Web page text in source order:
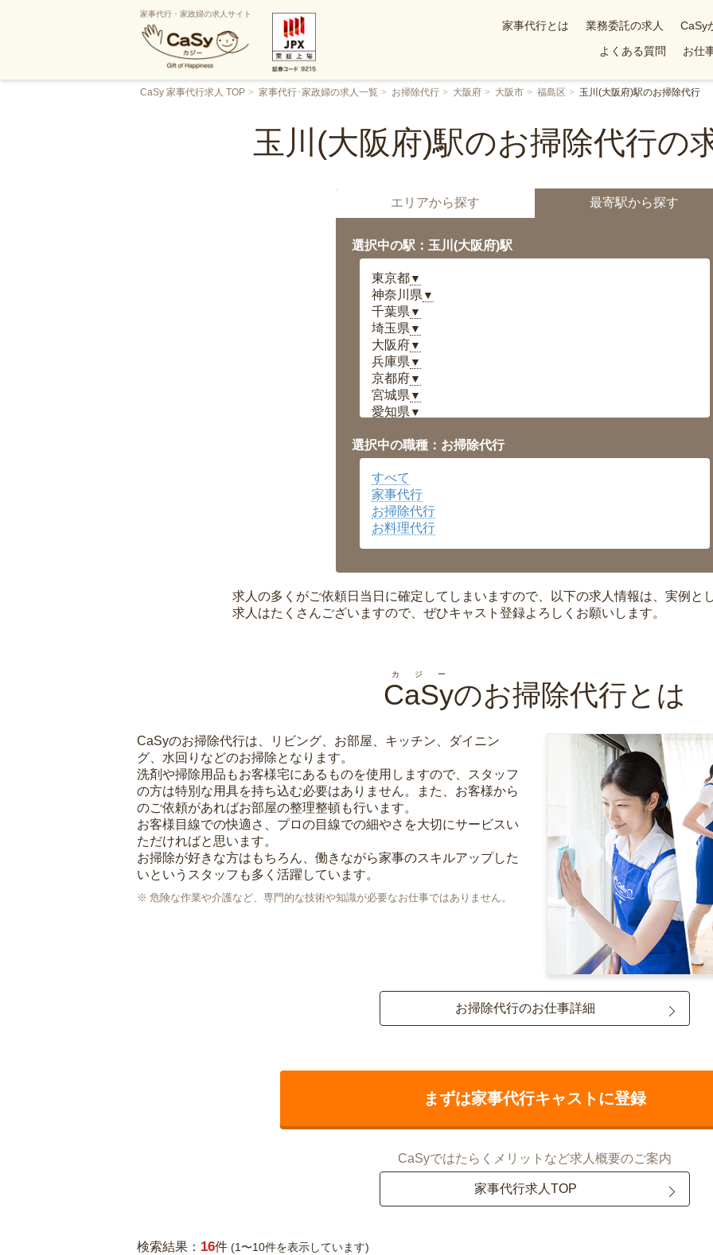
家事代行・家政婦の求人サイト
家事代行とは 業務委託の求人 CaSy
よくある質問
お仕
CaSy 家事代行求人 TOP 家事代行･家政婦の求人一覧 お掃除代行 大阪府 大阪市 福島区 玉川(大阪府)駅のお掃除代行
玉川(大阪府)駅のお掃除代行の
エリアから探す 最寄駅から探す
選択中の駅：玉川(大阪府)駅
東京都▼
神奈川県 ▼
千葉県 ▼
埼玉県 ▼
大阪府▼
兵庫県 ▼
京都府▼
宮城県 ▼
愛知県 ▼
岡山県▼
広島県▼
沖縄県
選択中の職種：お掃除代行
すべて
家事代行
お掃除代行
お料理代行
求人の多くがご依頼日当日に確定してしまいますので、以下の求人情報は、実例と
求人はたくさんございますので、ぜひキャスト登録よろしくお願いします。
CaSy
カジー
のお掃除代行とは
CaSyのお掃除代行は、リビング、お部屋、キッチン、ダイニン
グ、水回りなどのお掃除となります。
洗剤や掃除用品もお客様宅にあるものを使用しますので、スタッフ
の方は特別な用具を持ち込む必要はありません。また、お客様から
のご依頼があればお部屋の整理整頓も行います。
お客様目線での快適さ、プロの目線での細やさを大切にサービスい
ただければと思います。
お掃除が好きな方はもちろん、働きながら家事のスキルアップした
いというスタッフも多く活躍しています。
危険な作業や介護など、専門的な技術や知識が必要なお仕事ではありません。
お掃除代行のお仕事詳細
まずは家事代行キャストに登録
CaSyではたらくメリットなど求人概要のご案内
家事代行求人TOP
検索結果： 16件 (1〜10件を表示しています)